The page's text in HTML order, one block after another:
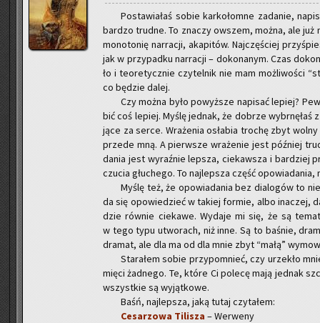
Po­sta­wia­łaś sobie kar­ko­łom­ne za­da­nie,
bar­dzo trud­ne. To zna­czy ow­szem, można, ale
mo­no­to­nię nar­ra­cji, aka­pi­tów. Naj­czę­ściej
jak w przy­pad­ku nar­ra­cji – do­ko­na­nym. Czas
ło i teo­re­tycz­nie czy­tel­nik nie mam moż­li­wo­ści
co bę­dzie dalej.
Czy można było po­wyż­sze na­pi­sać le­piej?
bić coś le­piej. Myślę jed­nak, że do­brze
ją­ce za serce. Wra­że­nia osła­bia tro­chę zbyt
przede mną. A pierw­sze wra­że­nie jest póź­niej
da­nia jest wy­raź­nie lep­sza, cie­kaw­sza i bar­dziej
czu­cia głu­che­go. To naj­lep­sza część
Myślę też, że opo­wia­da­nia bez dia­lo­gów to
da się opo­wie­dzieć w ta­kiej for­mie, albo
dzie rów­nie cie­ka­we. Wy­da­je mi się, że są
w tego typu utwo­rach, niż inne. Są to ba­śnie,
dra­mat, ale dla ma od dla mnie zbyt “małą”
Sta­ra­łem sobie przy­po­mnieć, czy urze­kło
mię­ci żad­ne­go. Te, które Ci po­le­cę mają jed­nak
wszyst­kie są wy­jąt­ko­we.
Baśń, naj­lep­sza, jaką tutaj czy­ta­łem:
Ce­sa­rzo­wa Ti­li­sza – We­rwe­ny